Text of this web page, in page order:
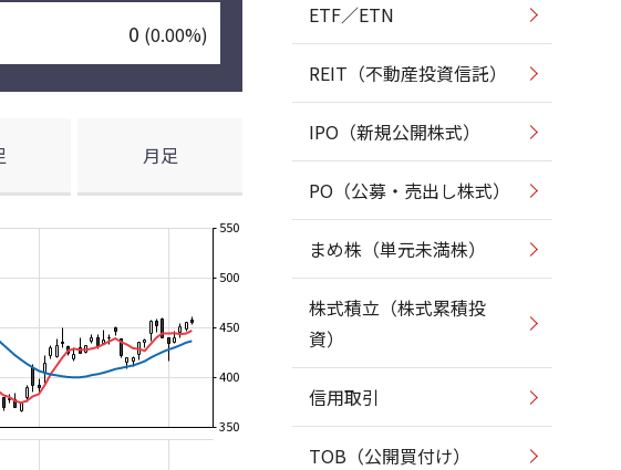
0 (0.00%)
月足
350
400
450
500
550
ETF／ETN
REIT（不動産投資信託）
IPO（新規公開株式）
PO（公募・売出し株式）
まめ株（単元未満株）
株式積立（株式累積投
資）
信用取引
TOB（公開買付け）